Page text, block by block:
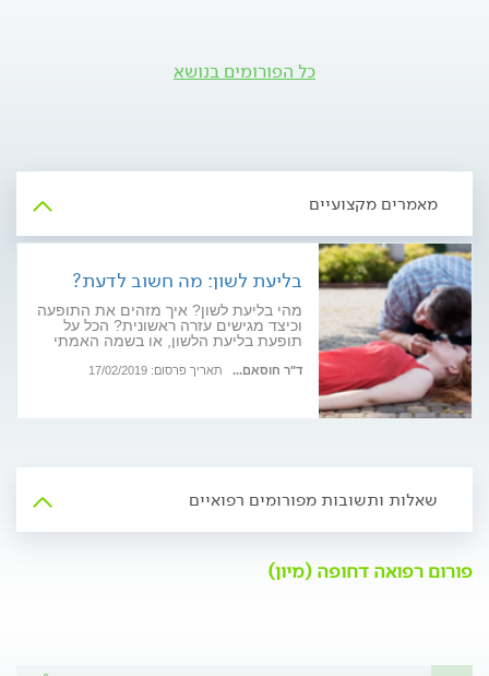
כל הפורומים בנושא
מאמרים מקצועיים
בליעת לשון: מה חשוב לדעת?
מהי בליעת לשון? איך מזהים את התופעה
וכיצד מגישים עזרה ראשונית? הכל על
תופעת בליעת הלשון, או בשמה האמתי
חירום מקיף וחשוב
ד"ר חוסאם... תאריך פרסום: 17/02/2019
שאלות ותשובות מפורומים רפואיים
פורום רפואה דחופה (מיון)